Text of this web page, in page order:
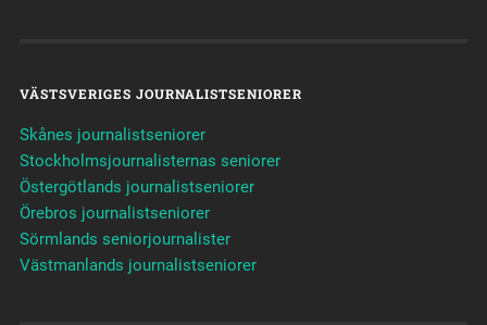
VÄSTSVERIGES JOURNALISTSENIORER
Skånes journalistseniorer
Stockholmsjournalisternas seniorer
Östergötlands journalistseniorer
Örebros journalistseniorer
Sörmlands seniorjournalister
Västmanlands journalistseniorer